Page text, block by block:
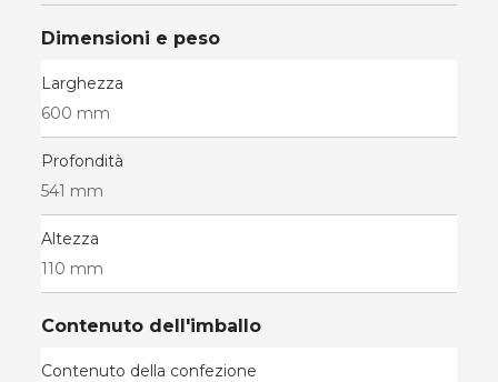
Dimensioni e peso
Larghezza
600 mm
Profondità
541 mm
Altezza
110 mm
Contenuto dell'imballo
Contenuto della confezione